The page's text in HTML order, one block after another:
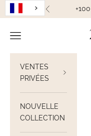
Passer au contenu
Précédent
Ouvrir la navigation
VENTES
PRIVÉES
NOUVELLE
COLLECTION